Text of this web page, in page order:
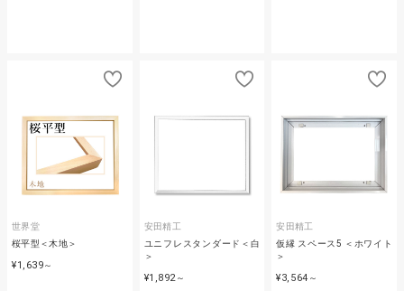
世界堂
桜平型＜木地＞
¥1,639～
安田精工
ユニフレスタンダード＜白
＞
¥1,892～
安田精工
仮縁 スペース5 ＜ホワイト
＞
¥3,564 ～